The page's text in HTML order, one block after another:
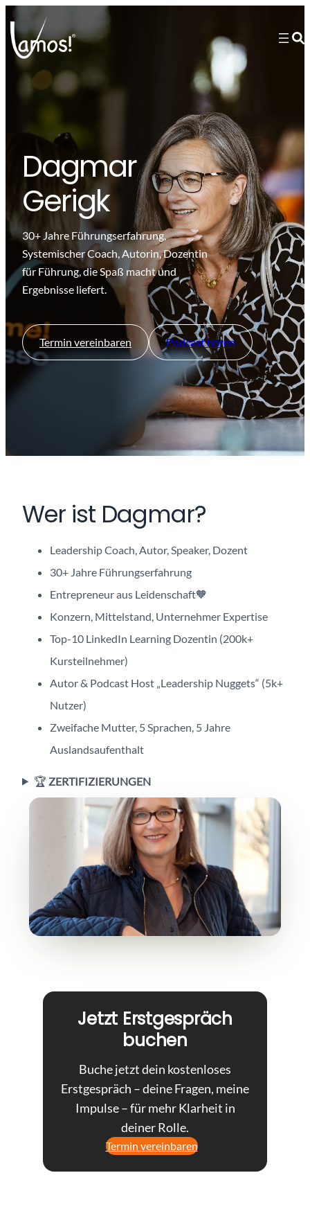
Dagmar
Gerigk
30+ Jahre Führungserfahrung,
Systemischer Coach, Autorin, Dozentin
für Führung, die Spaß macht und
Ergebnisse liefert.
Termin vereinbaren Podcast hören
Wer ist Dagmar?
Leadership Coach, Autor, Speaker, Dozent
30+ Jahre Führungserfahrung
Entrepreneur aus Leidenschaft🧡
Konzern, Mittelstand, Unternehmer Expertise
Top-10 LinkedIn Learning Dozentin (200k+
Kursteilnehmer)
Autor & Podcast Host „Leadership Nuggets“ (5k+
Nutzer)
Zweifache Mutter, 5 Sprachen, 5 Jahre
Auslandsaufenthalt
🏆 ZERTIFIZIERUNGEN
Jetzt Erstgespräch
buchen
Buche jetzt dein kostenloses
Erstgespräch – deine Fragen, meine
Impulse – für mehr Klarheit in
deiner Rolle.
Termin vereinbaren